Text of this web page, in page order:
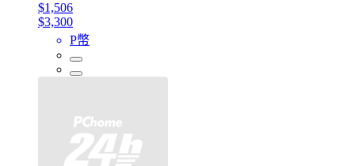
$1,506
$3,300
P幣